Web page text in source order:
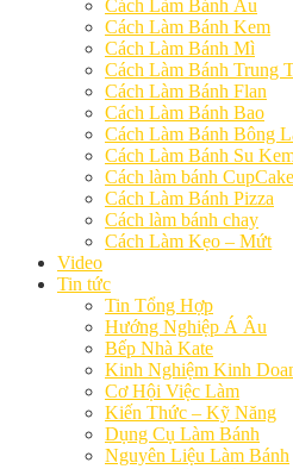
Cách Làm Bánh Âu
Cách Làm Bánh Kem
Cách Làm Bánh Mì
Cách Làm Bánh Trung
Cách Làm Bánh Flan
Cách Làm Bánh Bao
Cách Làm Bánh Bông
Cách Làm Bánh Su
Cách làm bánh CupCake
Cách Làm Bánh Pizza
Cách làm bánh chay
Cách Làm Kẹo – Mứt
Video
Tin tức
Tin Tổng Hợp
Hướng Nghiệp Á Âu
Bếp Nhà Kate
Kinh Nghiệm Kinh
Cơ Hội Việc Làm
Kiến Thức – Kỹ Năng
Dụng Cụ Làm Bánh
Nguyên Liệu Làm Bánh